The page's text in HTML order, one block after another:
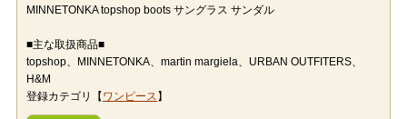
MINNETONKA topshop boots サングラス サンダル
■主な取扱商品■
topshop、MINNETONKA、martin margiela、URBAN OUTFITERS、
H&M
登録カテゴリ【 ワンピース 】